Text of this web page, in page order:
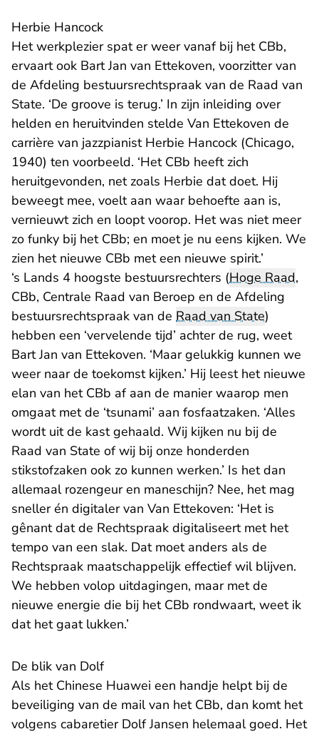
Herbie Hancock
Het werkplezier spat er weer vanaf bij het CBb,
ervaart ook Bart Jan van Ettekoven, voorzitter van
de Afdeling bestuursrechtspraak van de Raad van
State. ‘De groove is terug.’ In zijn inleiding over
helden en heruitvinden stelde Van Ettekoven de
carrière van jazzpianist Herbie Hancock (Chicago,
1940) ten voorbeeld. ‘Het CBb heeft zich
heruitgevonden, net zoals Herbie dat doet. Hij
beweegt mee, voelt aan waar behoefte aan is,
vernieuwt zich en loopt voorop. Het was niet meer
zo funky bij het CBb; en moet je nu eens kijken. We
zien het nieuwe CBb met een nieuwe spirit.’
‘s Lands 4 hoogste bestuursrechters (Hoge Raad,
CBb, Centrale Raad van Beroep en de Afdeling
bestuursrechtspraak van de Raad van State)
hebben een ‘vervelende tijd’ achter de rug, weet
Bart Jan van Ettekoven. ‘Maar gelukkig kunnen we
weer naar de toekomst kijken.’ Hij leest het nieuwe
elan van het CBb af aan de manier waarop men
omgaat met de ‘tsunami’ aan fosfaatzaken. ‘Alles
wordt uit de kast gehaald. Wij kijken nu bij de
Raad van State of wij bij onze honderden
stikstofzaken ook zo kunnen werken.’ Is het dan
allemaal rozengeur en maneschijn? Nee, het mag
sneller én digitaler van Van Ettekoven: ‘Het is
gênant dat de Rechtspraak digitaliseert met het
tempo van een slak. Dat moet anders als de
Rechtspraak maatschappelijk effectief wil blijven.
We hebben volop uitdagingen, maar met de
nieuwe energie die bij het CBb rondwaart, weet ik
dat het gaat lukken.’
De blik van Dolf
Als het Chinese Huawei een handje helpt bij de
beveiliging van de mail van het CBb, dan komt het
volgens cabaretier Dolf Jansen helemaal goed. Het